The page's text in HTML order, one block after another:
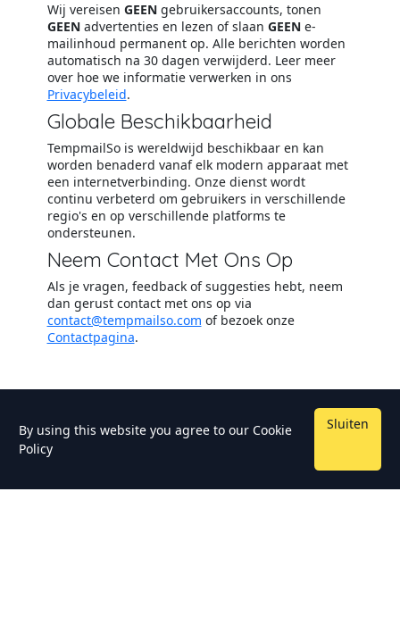
Wij vereisen GEENgebruikersaccounts, tonen
GEENadvertenties en lezen of slaan GEENe-
mailinhoud permanent op. Alle berichten worden
automatisch na 30 dagen verwijderd. Leer meer
over hoe we informatie verwerken in ons
Privacybeleid.
Globale Beschikbaarheid
TempmailSo is wereldwijd beschikbaar en kan
worden benaderd vanaf elk modern apparaat met
een internetverbinding. Onze dienst wordt
continu verbeterd om gebruikers in verschillende
regio's en op verschillende platforms te
ondersteunen.
Neem Contact Met Ons Op
Als je vragen, feedback of suggesties hebt, neem
dan gerust contact met ons op via
contact@tempmailso.com of bezoek onze
Contactpagina.
By using this website you agree to our Cookie
Policy
Sluiten